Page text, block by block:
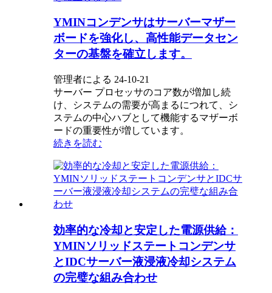
YMINコンデンサはサーバーマザー
ボードを強化し、高性能データセン
ターの基盤を確立します。
管理者による 24-10-21
サーバー プロセッサのコア数が増加し続
け、システムの需要が高まるにつれて、シ
ステムの中心ハブとして機能するマザーボ
ードの重要性が増しています。
続きを読む
効率的な冷却と安定した電源供給：
YMINソリッドステートコンデンサ
とIDCサーバー液浸液冷却システム
の完璧な組み合わせ